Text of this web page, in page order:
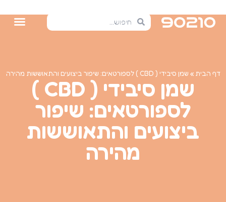
דף הבית » שמן סיבידי ( CBD ) לספורטאים: שיפור ביצועים והתאוששות מהירה
שמן סיבידי ( CBD )
לספורטאים: שיפור
ביצועים והתאוששות
מהירה